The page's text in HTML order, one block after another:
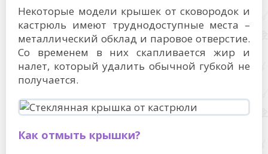
Некоторые модели крышек от сковородок и
кастрюль имеют труднодоступные места –
металлический обклад и паровое отверстие.
Со временем в них скапливается жир и
налет, который удалить обычной губкой не
получается.
Как отмыть крышки?